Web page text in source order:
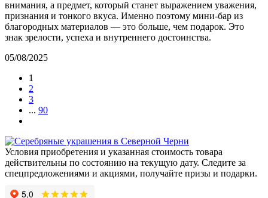
внимания, а предмет, который станет выражением уважения,
признания и тонкого вкуса. Именно поэтому мини-бар из
благородных материалов — это больше, чем подарок. Это
знак зрелости, успеха и внутреннего достоинства.
05/08/2025
1
2
3
... 90
Условия приобретения и указанная стоимость товара
действительны по состоянию на текущую дату. Следите за
спецпредложениями и акциями, получайте призы и подарки.